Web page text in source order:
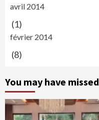
avril 2014
(1)
février 2014
(8)
You may have missed